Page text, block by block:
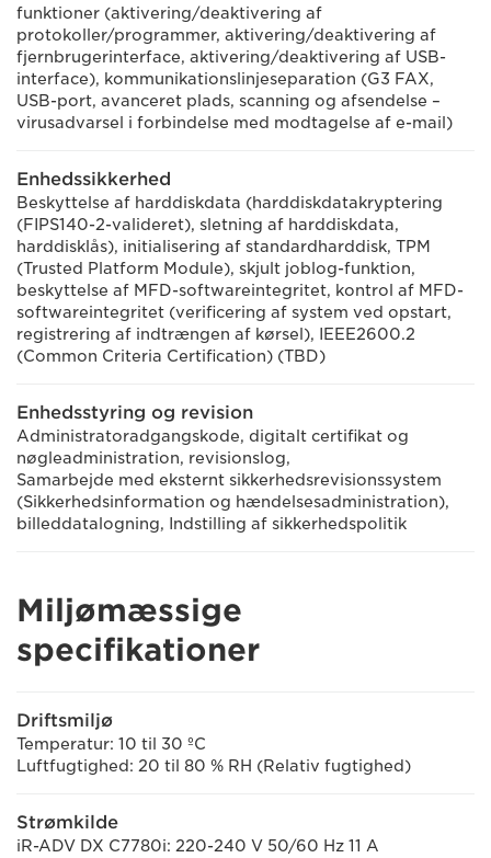
funktioner (aktivering/deaktivering af
protokoller/programmer, aktivering/deaktivering af
fjernbrugerinterface, aktivering/deaktivering af USB-
interface), kommunikationslinjeseparation (G3 FAX,
USB-port, avanceret plads, scanning og afsendelse –
virusadvarsel i forbindelse med modtagelse af e-mail)
Enhedssikkerhed
Beskyttelse af harddiskdata (harddiskdatakryptering
(FIPS140-2-valideret), sletning af harddiskdata,
harddisklås), initialisering af standardharddisk, TPM
(Trusted Platform Module), skjult joblog-funktion,
beskyttelse af MFD-softwareintegritet, kontrol af MFD-
softwareintegritet (verificering af system ved opstart,
registrering af indtrængen af kørsel), IEEE2600.2
(Common Criteria Certification) (TBD)
Enhedsstyring og revision
Administratoradgangskode, digitalt certifikat og
nøgleadministration, revisionslog,
Samarbejde med eksternt sikkerhedsrevisionssystem
(Sikkerhedsinformation og hændelsesadministration),
billeddatalogning, Indstilling af sikkerhedspolitik
Miljømæssige
specifikationer
Driftsmiljø
Temperatur: 10 til 30 ºC
Luftfugtighed: 20 til 80 % RH (Relativ fugtighed)
Strømkilde
iR-ADV DX C7780i: 220-240 V 50/60 Hz 11 A